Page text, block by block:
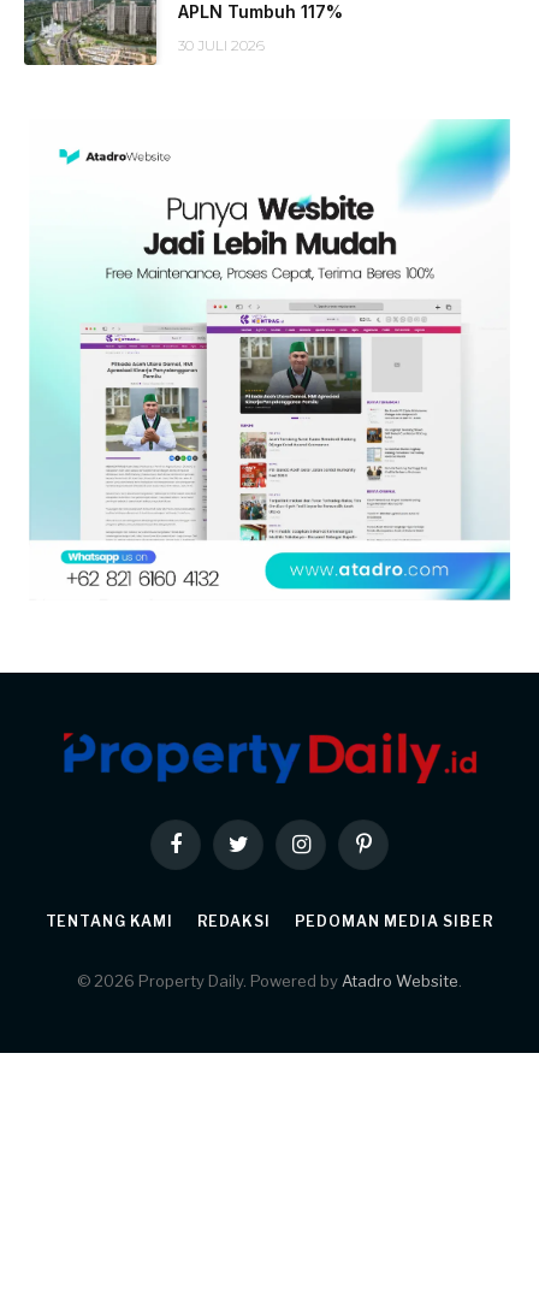
APLN Tumbuh 117%
30 JULI 2026
FacebookTwitter InstagramPinterest
TENTANG KAMI REDAKSI PEDOMAN MEDIA SIBER
© 2026 Property Daily. Powered by Atadro Website